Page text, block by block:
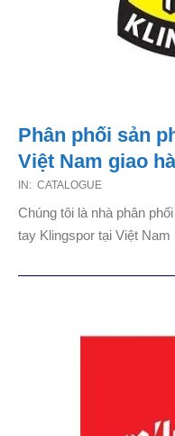
Phân phối sản
Việt Nam giao
2020-
07-
22
IN: CATALOGUE
Chúng tôi là nhà phân
tay Klingspor tại Việt